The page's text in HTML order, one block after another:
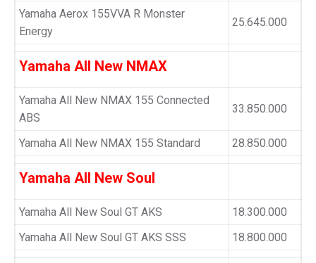
Yamaha Aerox 155VVA R Monster
Energy
25.645.000
Yamaha All New NMAX
Yamaha All New NMAX 155 Connected
ABS
33.850.000
Yamaha All New NMAX 155 Standard 28.850.000
Yamaha All New Soul
Yamaha All New Soul GT AKS
18.300.000
Yamaha All New Soul GT AKS SSS
18.800.000